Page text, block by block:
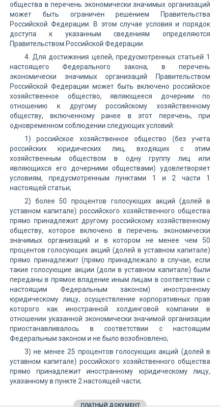
общества в перечень экономически значимых организаций
может быть ограничен решением Правительства
Российской Федерации. В этом случае условия и порядок
доступа к указанным сведениям определяются
Правительством Российской Федерации.
4. Для достижения целей, предусмотренных статьей 1
настоящего Федерального закона, в перечень
экономически значимых организаций Правительством
Российской Федерации может быть включено российское
хозяйственное общество, являющееся дочерним по
отношению к другому российскому хозяйственному
обществу, включенному ранее в этот перечень, при
одновременном соблюдении следующих условий:
1) российское хозяйственное общество (без учета
российских юридических лиц, входящих с этим
хозяйственным обществом в одну группу лиц или
являющихся его дочерними обществами) удовлетворяет
условиям, предусмотренным пунктами 1 и 2 части 1
настоящей статьи;
2) более 50 процентов голосующих акций (долей в
уставном капитале) российского хозяйственного общества
прямо принадлежит другому российскому хозяйственному
обществу, которое включено в перечень экономически
значимых организаций и в котором не менее чем 50
процентов голосующих акций (долей в уставном капитале)
прямо принадлежит (прямо принадлежало в случае, если
такие голосующие акции (доли в уставном капитале) были
переданы в прямое владение иным лицам в соответствии с
настоящим Федеральным законом) иностранному
юридическому лицу, осуществление корпоративных прав
которого как иностранной холдинговой компании в
отношении указанной экономически значимой организации
приостанавливалось в соответствии с настоящим
Федеральным законом и не было возобновлено;
3) не менее 25 процентов голосующих акций (долей в
уставном капитале) российского хозяйственного общества
прямо принадлежит иностранному юридическому лицу,
указанному в пункте 2 настоящей части;
ПЛАТНЫЙ ДОКУМЕНТ